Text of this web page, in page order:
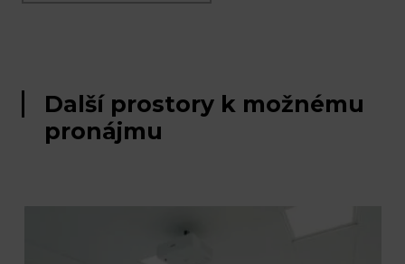
Další prostory k možnému
pronájmu